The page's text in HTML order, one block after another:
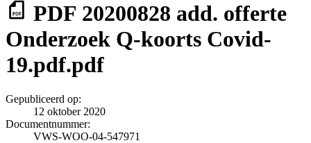
PDF 20200828 add. offerte
Onderzoek Q-koorts Covid-
19.pdf.pdf
Gepubliceerd op:
12 oktober 2020
Documentnummer:
VWS-WOO-04-547971